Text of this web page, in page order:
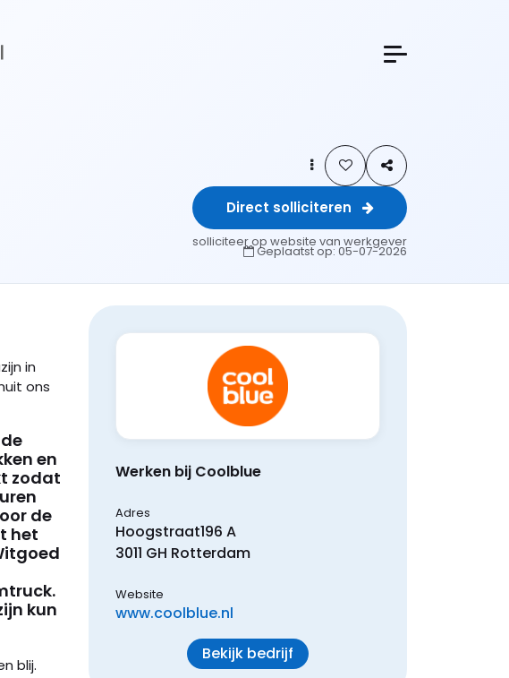
Direct solliciteren
solliciteer op website van werkgever
Geplaatst op:05-07-2026
in
ons
en
zodat
de
het
kun
blij.
Werken bij Coolblue
Adres
Hoogstraat196 A
3011 GH Rotterdam
Website
www.coolblue.nl
Bekijk bedrijf